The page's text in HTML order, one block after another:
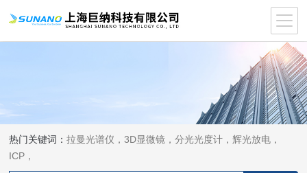
热门关键词：拉曼光谱仪，3D显微镜，分光光度计，辉光放电，
ICP，